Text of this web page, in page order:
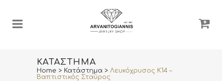
ΚΑΤΆΣΤΗΜΑ
Home > Κατάστημα > Λευκόχρυσος Κ14 –
Βαπτιστικός Σταύρος